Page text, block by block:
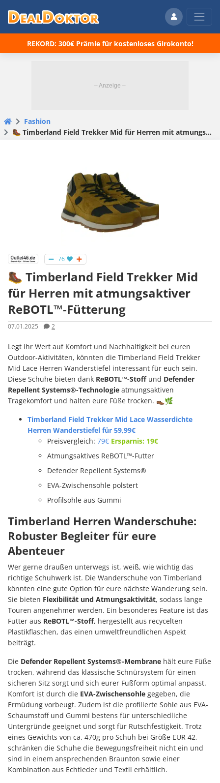
REKORD: 300€ Prämie für kostenloses Girokonto!
Fashion
🥾 Timberland Field Trekker Mid für Herren mit atmungsaktiver ReBOTL™-Fütterung
76
🥾 Timberland Field Trekker Mid
für Herren mit atmungsaktiver
ReBOTL™-Fütterung
07.01.2025 2
Legt ihr Wert auf Komfort und Nachhaltigkeit bei euren
Outdoor-Aktivitäten, könnten die Timberland Field Trekker
Mid Lace Herren Wanderstiefel interessant für euch sein.
Diese Schuhe bieten dank ReBOTL™-Stoffund Defender
Repellent Systems®-Technologie atmungsaktiven
Tragekomfort und halten eure Füße trocken. 👞🌿
Timberland Field Trekker Mid Lace Wasserdichte
Herren Wanderstiefel für 59,99€
Preisvergleich: 79€ Ersparnis: 19€
Atmungsaktives ReBOTL™-Futter
Defender Repellent Systems®
EVA-Zwischensohle polstert
Profilsohle aus Gummi
Timberland Herren Wanderschuhe:
Robuster Begleiter für eure
Abenteuer
Wer gerne draußen unterwegs ist, weiß, wie wichtig das
richtige Schuhwerk ist. Die Wanderschuhe von Timberland
könnten eine gute Option für eure nächste Wanderung sein.
Sie bieten Flexibilität und Atmungsaktivität, sodass lange
Touren angenehmer werden. Ein besonderes Feature ist das
Futter aus ReBOTL™-Stoff, hergestellt aus recycelten
Plastikflaschen, das einen umweltfreundlichen Aspekt
beiträgt.
Die Defender Repellent Systems®-Membrane hält eure Füße
trocken, während das klassische Schnürsystem für einen
sicheren Sitz sorgt und sich eurer Fußform optimal anpasst.
Komfort ist durch die EVA-Zwischensohle gegeben, die
Ermüdung vorbeugt. Zudem ist die profilierte Sohle aus EVA-
Schaumstoff und Gummi bestens für unterschiedliche
Untergründe geeignet und sorgt für Rutschfestigkeit. Trotz
eines Gewichts von ca. 470g pro Schuh bei Größe EUR 42,
schränken die Schuhe die Bewegungsfreiheit nicht ein und
sind in einem ansprechenden Braunton sowie einer
Kombination aus Echtleder und Textil erhältlich.